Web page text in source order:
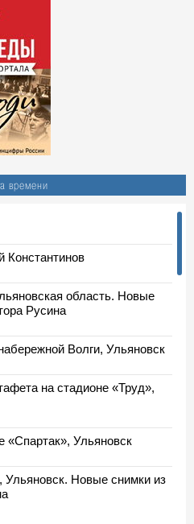
времени
Константинов
область. Новые
Русина
Волги, Ульяновск
на стадионе «Труд»,
«Спартак», Ульяновск
Новые снимки из